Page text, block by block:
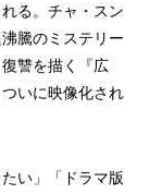
る。チャ・スン
騰のミステリー
讐を描く『広
いに映像化され
い」「ドラマ版